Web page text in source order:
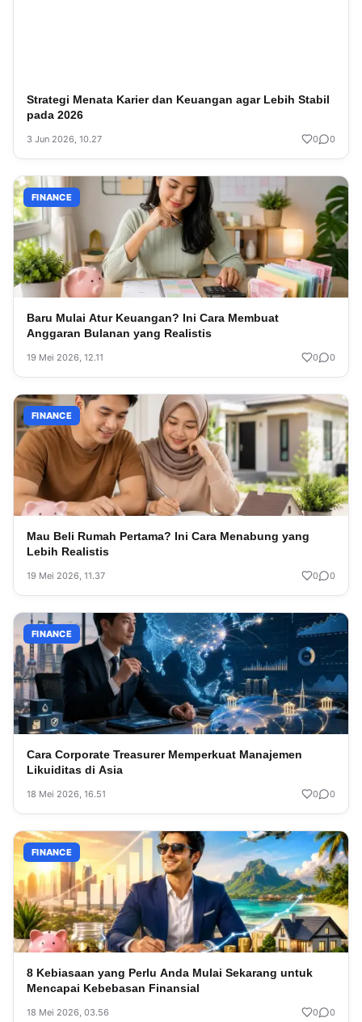
Strategi Menata Karier dan Keuangan agar Lebih Stabil
pada 2026
3 Jun 2026, 10.27 0 0
FINANCE
Baru Mulai Atur Keuangan? Ini Cara Membuat
Anggaran Bulanan yang Realistis
19 Mei 2026, 12.11 0 0
FINANCE
Mau Beli Rumah Pertama? Ini Cara Menabung yang
Lebih Realistis
19 Mei 2026, 11.37 0 0
FINANCE
Cara Corporate Treasurer Memperkuat Manajemen
Likuiditas di Asia
18 Mei 2026, 16.51 0 0
FINANCE
8 Kebiasaan yang Perlu Anda Mulai Sekarang untuk
Mencapai Kebebasan Finansial
18 Mei 2026, 03.56 0 0